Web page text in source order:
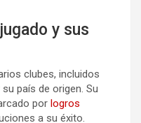
y sus
clubes, incluidos
país de origen. Su
por logros
a su éxito.